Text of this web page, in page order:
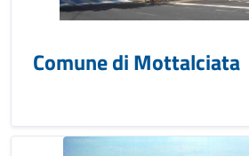
Comune di Mottalciata